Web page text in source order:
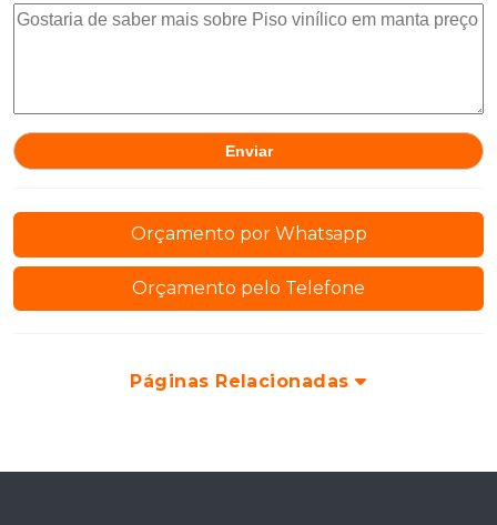
Orçamento por Whatsapp
Orçamento pelo Telefone
Páginas Relacionadas